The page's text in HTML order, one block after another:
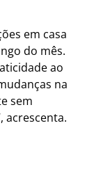
em casa
do mês.
ao
na
sem
acrescenta.